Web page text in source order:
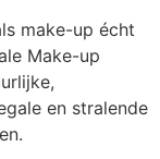
make-up écht
Make-up
en stralende